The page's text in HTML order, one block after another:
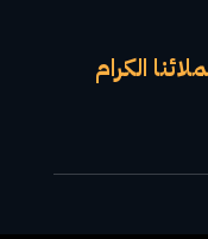
الكرام